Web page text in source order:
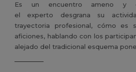
Es un encuentro ameno y
el experto desgrana su
trayectoria profesional, cómo
aficiones, hablando con los
alejado del tradicional esquema